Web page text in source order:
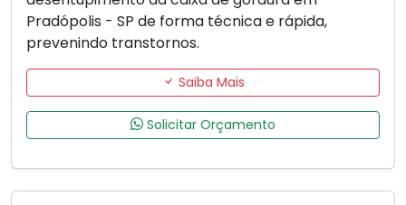
Pradópolis - SP de forma técnica e rápida,
prevenindo transtornos.
Saiba Mais
Solicitar Orçamento